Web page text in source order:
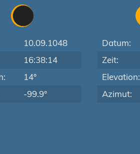
10.09.1048
16:38:14
14°
-99.9°
Datum:
Zeit:
Elevation:
Azimut: